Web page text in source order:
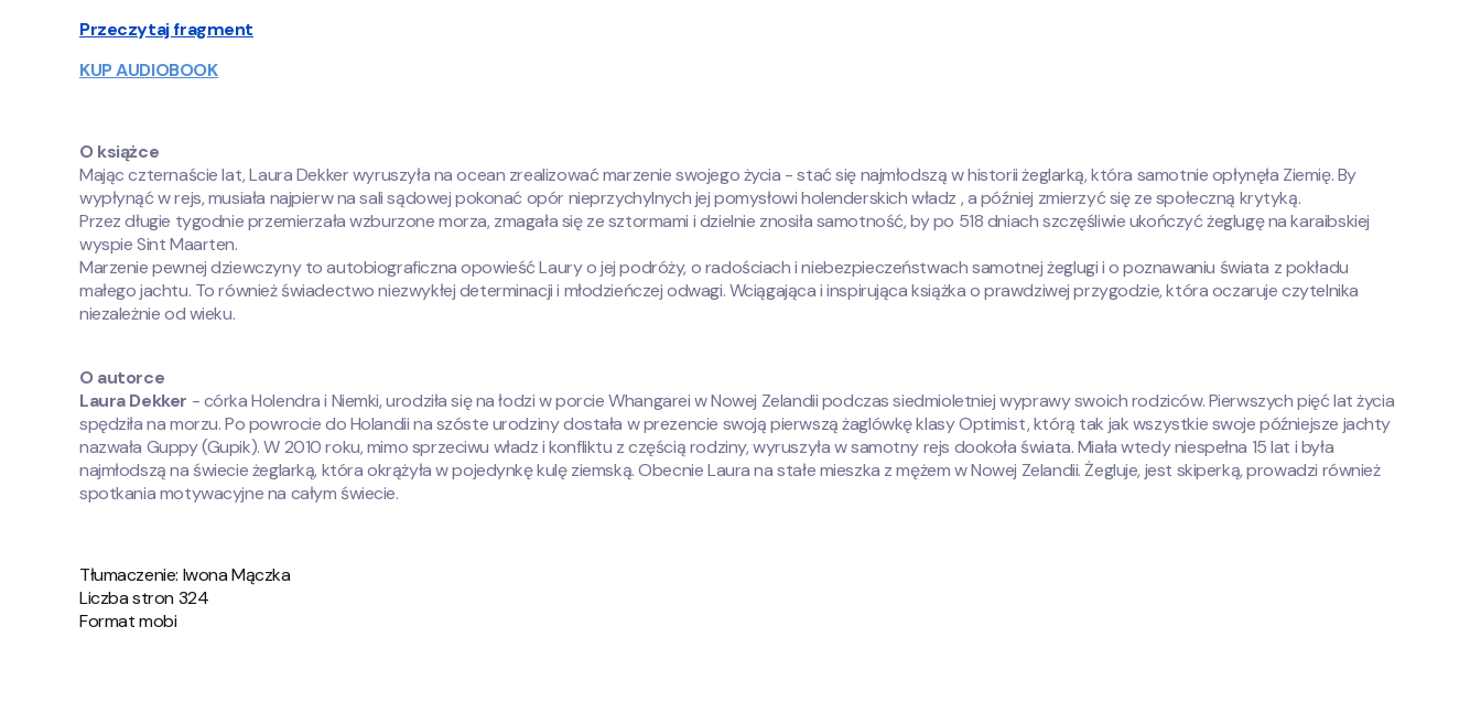
Przeczytaj fragment
KUP AUDIOBOOK
O książce
Mając czternaście lat, Laura Dekker wyruszyła na ocean zrealizować marzenie swojego życia - stać się najmłodszą w historii żeglarką, która samotnie opłynęła Ziemię. By
wypłynąć w rejs, musiała najpierw na sali sądowej pokonać opór nieprzychylnych jej pomysłowi holenderskich władz , a później zmierzyć się ze społeczną krytyką.
Przez długie tygodnie przemierzała wzburzone morza, zmagała się ze sztormami i dzielnie znosiła samotność, by po 518 dniach szczęśliwie ukończyć żeglugę na karaibskiej
wyspie Sint Maarten.
Marzenie pewnej dziewczyny to autobiograficzna opowieść Laury o jej podróży, o radościach i niebezpieczeństwach samotnej żeglugi i o poznawaniu świata z pokładu
małego jachtu. To również świadectwo niezwykłej determinacji i młodzieńczej odwagi. Wciągająca i inspirująca książka o prawdziwej przygodzie, która oczaruje czytelnika
niezależnie od wieku.
O autorce
Laura Dekker - córka Holendra i Niemki, urodziła się na łodzi w porcie Whangarei w Nowej Zelandii podczas siedmioletniej wyprawy swoich rodziców. Pierwszych pięć lat życia
spędziła na morzu. Po powrocie do Holandii na szóste urodziny dostała w prezencie swoją pierwszą żaglówkę klasy Optimist, którą tak jak wszystkie swoje późniejsze jachty
nazwała Guppy (Gupik). W 2010 roku, mimo sprzeciwu władz i konfliktu z częścią rodziny, wyruszyła w samotny rejs dookoła świata. Miała wtedy niespełna 15 lat i była
najmłodszą na świecie żeglarką, która okrążyła w pojedynkę kulę ziemską. Obecnie Laura na stałe mieszka z mężem w Nowej Zelandii. Żegluje, jest skiperką, prowadzi również
spotkania motywacyjne na całym świecie.
Tłumaczenie: Iwona Mączka
Liczba stron 324
Format mobi